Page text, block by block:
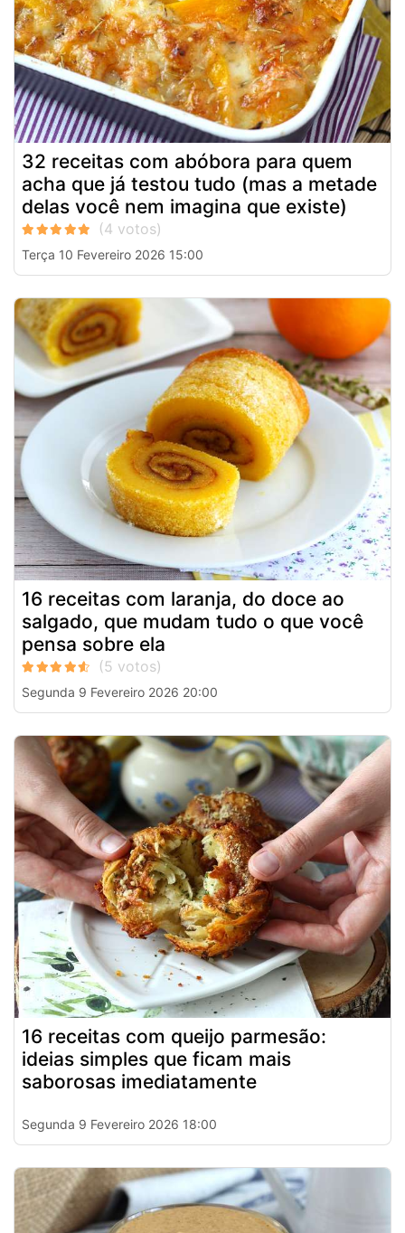
32 receitas com abóbora para quem
acha que já testou tudo (mas a metade
delas você nem imagina que existe)
Terça 10 Fevereiro 2026 15:00
16 receitas com laranja, do doce ao
salgado, que mudam tudo o que você
pensa sobre ela
Segunda 9 Fevereiro 2026 20:00
16 receitas com queijo parmesão:
ideias simples que ficam mais
saborosas imediatamente
Segunda 9 Fevereiro 2026 18:00